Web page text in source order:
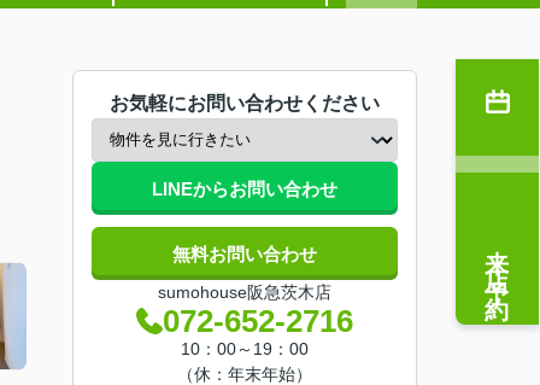
お気軽にお問い合わせください
LINEからお問い合わせ
無料お問い合わせ
sumohouse阪急茨木店
072-652-2716
10：00～19：00
（休：年末年始）
来店予約